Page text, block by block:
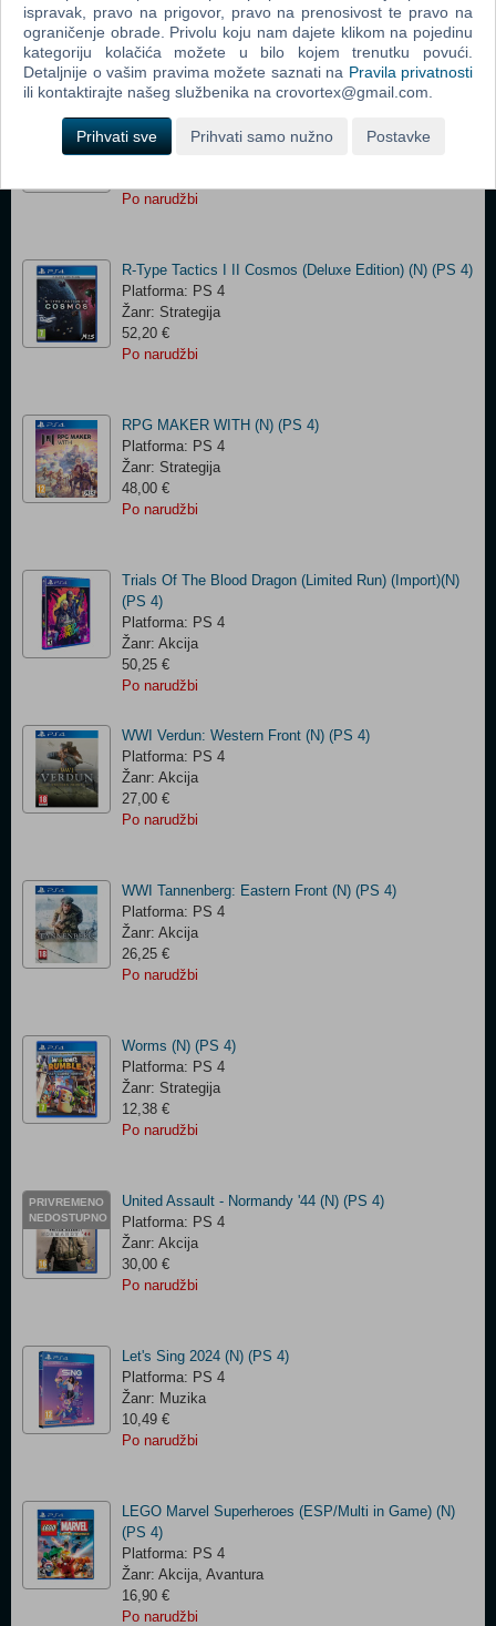
Žanr: Akcija
17,70 €
Po narudžbi
Jak 3 (Import) (N) (PS 4)
Platforma: PS 4
Žanr: Akcija
Po narudžbi
R-Type Tactics I II Cosmos (Deluxe Edition) (N) (PS 4)
Platforma: PS 4
Žanr: Strategija
52,20 €
Po narudžbi
RPG MAKER WITH (N) (PS 4)
Platforma: PS 4
Žanr: Strategija
48,00 €
Po narudžbi
Trials Of The Blood Dragon (Limited Run) (Import)(N)
(PS 4)
Platforma: PS 4
Žanr: Akcija
50,25 €
Po narudžbi
WWI Verdun: Western Front (N) (PS 4)
Platforma: PS 4
Žanr: Akcija
27,00 €
Po narudžbi
WWI Tannenberg: Eastern Front (N) (PS 4)
Platforma: PS 4
Žanr: Akcija
26,25 €
Po narudžbi
Worms (N) (PS 4)
Platforma: PS 4
Žanr: Strategija
12,38 €
Po narudžbi
PRIVREMENO
NEDOSTUPNO
United Assault - Normandy '44 (N) (PS 4)
Platforma: PS 4
Žanr: Akcija
30,00 €
Po narudžbi
Let's Sing 2024 (N) (PS 4)
Platforma: PS 4
Žanr: Muzika
10,49 €
Po narudžbi
LEGO Marvel Superheroes (ESP/Multi in Game) (N)
(PS 4)
Platforma: PS 4
Žanr: Akcija, Avantura
16,90 €
Po narudžbi
ispravak, pravo na prigovor, pravo na prenosivost te pravo na
ograničenje obrade. Privolu koju nam dajete klikom na pojedinu
kategoriju kolačića možete u bilo kojem trenutku povući.
Detaljnije o vašim pravima možete saznati na Pravila privatnosti
ili kontaktirajte našeg službenika na crovortex@gmail.com.
Prihvati sve Prihvati samo nužno Postavke